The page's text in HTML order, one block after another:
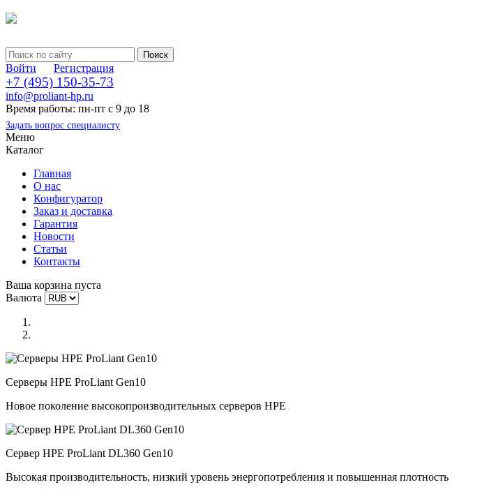
Войти Регистрация
+7 (495) 150-35-73
info@proliant-hp.ru
Время работы: пн-пт с 9 до 18
Задать вопрос специалисту
Меню
Каталог
Главная
О нас
Конфигуратор
Заказ и доставка
Гарантия
Новости
Статьи
Контакты
Ваша корзина пуста
Валюта
Серверы HPE ProLiant Gen10
Новое поколение высокопроизводительных серверов HPE
Сервер HPE ProLiant DL360 Gen10
Высокая производительность, низкий уровень энергопотребления и повышенная плотность